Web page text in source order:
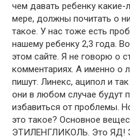
чем давать ребенку какие-
мере, должны почитать о
такое. У нас тоже есть
нашему ребенку 2,3 года.
этом сайте. Я не говорю о
комментариях. А именно о
пишут. Линекс, аципол и
они в любом случае будут
избавиться от проблемы.
это такое? Основное
ЭТИЛЕНГЛИКОЛЬ. Это ЯД!